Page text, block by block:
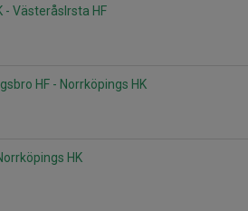
- VästeråsIrsta HF
HF - Norrköpings HK
HK